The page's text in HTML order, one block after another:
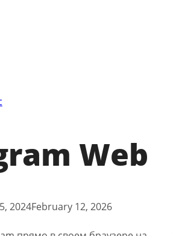
Web
2024February 12, 2026